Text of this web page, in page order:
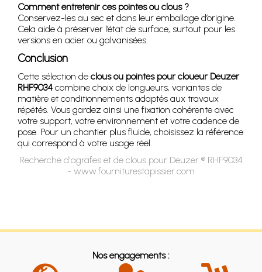
Comment entretenir ces pointes ou clous ?
Conservez-les au sec et dans leur emballage d’origine.
Cela aide à préserver l’état de surface, surtout pour les
versions en acier ou galvanisées.
Conclusion
Cette sélection de clous ou pointes pour cloueur Deuzer
RHF9034 combine choix de longueurs, variantes de
matière et conditionnements adaptés aux travaux
répétés. Vous gardez ainsi une fixation cohérente avec
votre support, votre environnement et votre cadence de
pose. Pour un chantier plus fluide, choisissez la référence
qui correspond à votre usage réel.
Recherche d'agrafes et de clous pour Deuzer ® RHF9034
- www.fourniturestapissier.com
Nos engagements :